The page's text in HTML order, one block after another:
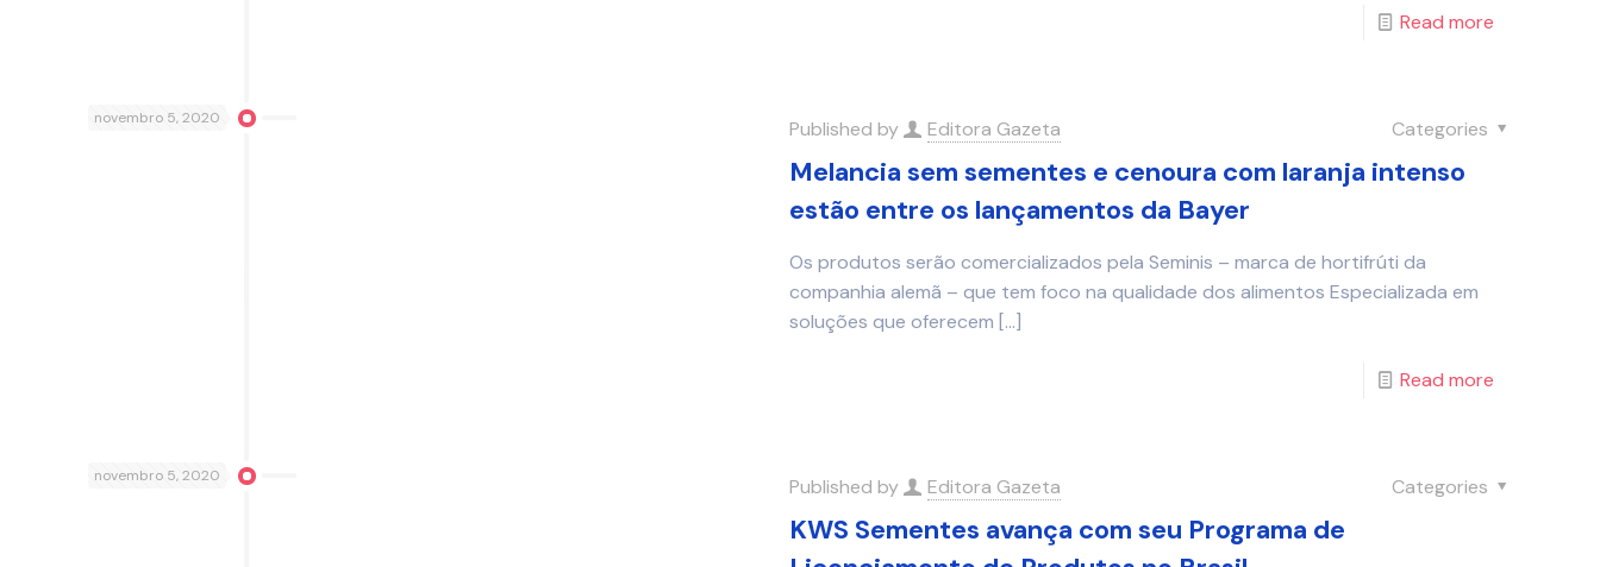
Read more
novembro 5, 2020 Published by Editora Gazeta Categories
Melancia sem sementes e cenoura com laranja intenso
estão entre os lançamentos da Bayer
Os produtos serão comercializados pela Seminis – marca de hortifrúti da
companhia alemã – que tem foco na qualidade dos alimentos Especializada em
soluções que oferecem […]
Read more
novembro 5, 2020 Published by Editora Gazeta Categories
KWS Sementes avança com seu Programa de